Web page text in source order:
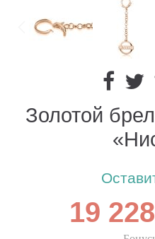
Золотой
19